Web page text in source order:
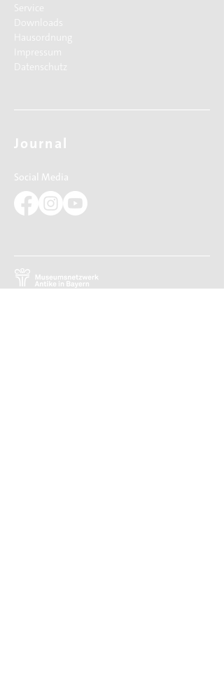
Service
Downloads
Hausordnung
Impressum
Datenschutz
Journal
Social Media